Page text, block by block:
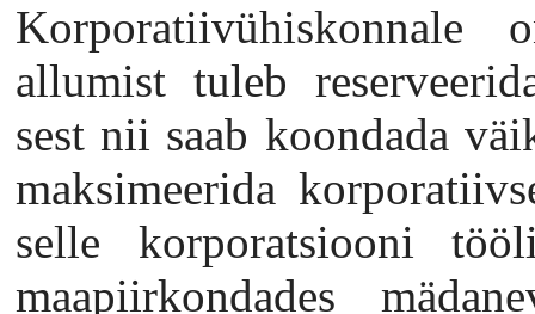
Korporatiivühiskonnale
allumist tuleb
sest nii saab koondada
maksimeerida
selle korporatsiooni
maapiirkondades